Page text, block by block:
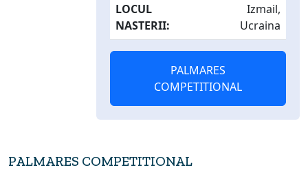
LOCUL
NASTERII:
Izmail,
Ucraina
PALMARES
COMPETITIONAL
PALMARES COMPETITIONAL